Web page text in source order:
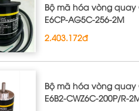
Bộ mã hóa vòng quay
E6CP‐AG5C‐256‐2M
2.403.172đ
Bộ mã hóa vòng quay
E6B2‐CWZ6C‐200P/